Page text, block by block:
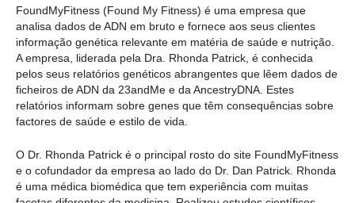
FoundMyFitness (Found My Fitness) é uma empresa que
analisa dados de ADN em bruto e fornece aos seus clientes
informação genética relevante em matéria de saúde e nutrição.
A empresa, liderada pela Dra. Rhonda Patrick, é conhecida
pelos seus relatórios genéticos abrangentes que lêem dados de
ficheiros de ADN da 23andMe e da AncestryDNA. Estes
relatórios informam sobre genes que têm consequências sobre
factores de saúde e estilo de vida.
O Dr. Rhonda Patrick é o principal rosto do site FoundMyFitness
e o cofundador da empresa ao lado do Dr. Dan Patrick. Rhonda
é uma médica biomédica que tem experiência com muitas